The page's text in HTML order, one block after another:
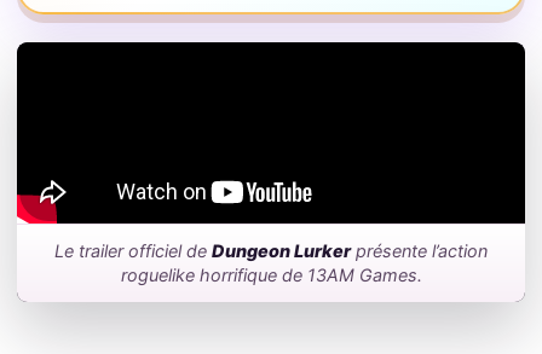
Le trailer officiel de Dungeon Lurkerprésente l’action
roguelike horrifique de 13AM Games.